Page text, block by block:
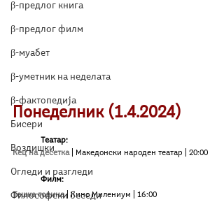
β-предлог книга
β-предлог филм
β-муабет
β-уметник на неделата
β-фактопедија
Бисери
Воздишки
Огледи и разгледи
Философски беседи
Понеделник (1.4.2024)
	Teатар:
Кец на десетка
| Македонски народен театар | 20:00
Филм:
Тешка година | Кино Милениум
| 16:00